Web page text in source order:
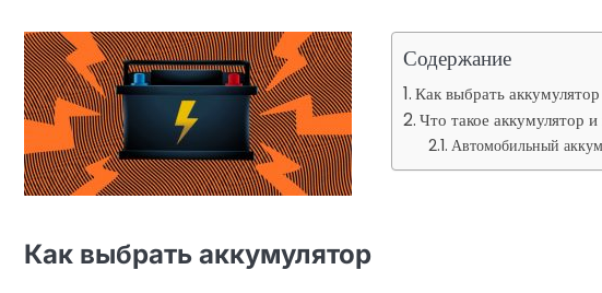
Содержание
Как выбрать аккумулятор
Что такое аккумулятор
Автомобильный
Как выбрать аккумулятор